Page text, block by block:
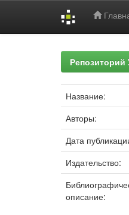
Название:
Авторы:
Дата
Издательство:
описание: